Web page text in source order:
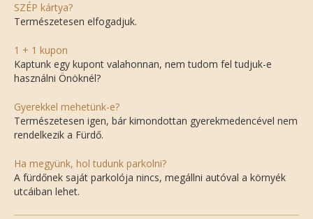
SZÉP kártya?
Természetesen elfogadjuk.
1 + 1 kupon
Kaptunk egy kupont valahonnan, nem tudom fel tudjuk-e
használni Önöknél?
Gyerekkel mehetünk-e?
Természetesen igen, bár kimondottan gyerekmedencével nem
rendelkezik a Fürdő.
Ha megyünk, hol tudunk parkolni?
A fürdőnek saját parkolója nincs, megállni autóval a környék
utcáiban lehet.